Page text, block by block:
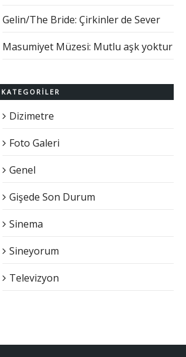
Gelin/The Bride: Çirkinler de Sever
Masumiyet Müzesi: Mutlu aşk yoktur
KATEGORILER
Dizimetre
Foto Galeri
Genel
Gişede Son Durum
Sinema
Sineyorum
Televizyon